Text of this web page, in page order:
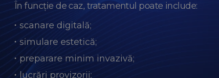
În funcție de caz, tratamentul poate include:
scanare digitală;
simulare estetică;
preparare minim invazivă;
lucrări provizorii;